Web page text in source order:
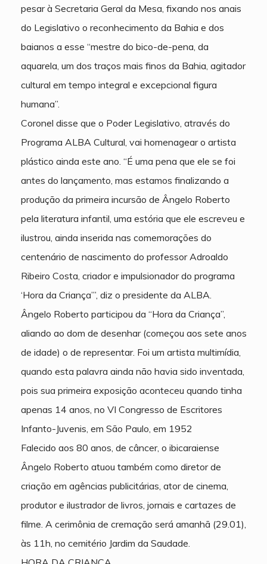
pesar à Secretaria Geral da Mesa, fixando nos anais
do Legislativo o reconhecimento da Bahia e dos
baianos a esse “mestre do bico-de-pena, da
aquarela, um dos traços mais finos da Bahia, agitador
cultural em tempo integral e excepcional figura
humana”.
Coronel disse que o Poder Legislativo, através do
Programa ALBA Cultural, vai homenagear o artista
plástico ainda este ano. “É uma pena que ele se foi
antes do lançamento, mas estamos finalizando a
produção da primeira incursão de Ângelo Roberto
pela literatura infantil, uma estória que ele escreveu e
ilustrou, ainda inserida nas comemorações do
centenário de nascimento do professor Adroaldo
Ribeiro Costa, criador e impulsionador do programa
‘Hora da Criança’”, diz o presidente da ALBA.
Ângelo Roberto participou da “Hora da Criança”,
aliando ao dom de desenhar (começou aos sete anos
de idade) o de representar. Foi um artista multimídia,
quando esta palavra ainda não havia sido inventada,
pois sua primeira exposição aconteceu quando tinha
apenas 14 anos, no VI Congresso de Escritores
Infanto-Juvenis, em São Paulo, em 1952
Falecido aos 80 anos, de câncer, o ibicaraiense
Ângelo Roberto atuou também como diretor de
criação em agências publicitárias, ator de cinema,
produtor e ilustrador de livros, jornais e cartazes de
filme. A cerimônia de cremação será amanhã (29.01),
às 11h, no cemitério Jardim da Saudade.